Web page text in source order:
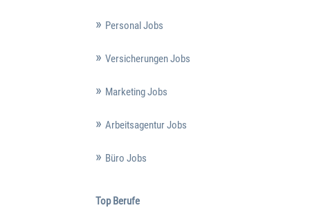
Personal Jobs
Versicherungen Jobs
Marketing Jobs
Arbeitsagentur Jobs
Büro Jobs
Top Berufe